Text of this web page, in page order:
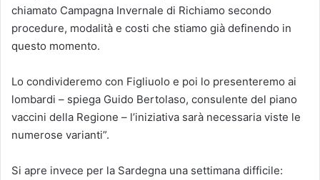
chiamato Campagna Invernale di Richiamo secondo
procedure, modalità e costi che stiamo già definendo in
questo momento.
Lo condivideremo con Figliuolo e poi lo presenteremo ai
lombardi – spiega Guido Bertolaso, consulente del piano
vaccini della Regione – l’iniziativa sarà necessaria viste le
numerose varianti”.
Si apre invece per la Sardegna una settimana difficile: